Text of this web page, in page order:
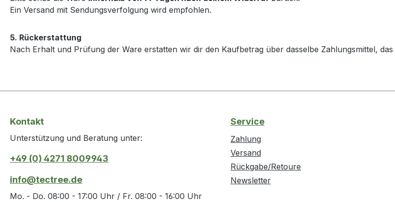
Ein Versand mit Sendungsverfolgung wird empfohlen.
5. Rückerstattung
Nach Erhalt und Prüfung der Ware erstatten wir dir den Kaufbetrag über dasselbe Zahlungsmittel,
Kontakt
Unterstützung und Beratung unter:
+49 (0) 4271 8009943
info@tectree.de
Mo. - Do. 08:00 - 17:00 Uhr / Fr. 08:00 - 16:00 Uhr
Service
Zahlung
Versand
Rückgabe/Retoure
Newsletter